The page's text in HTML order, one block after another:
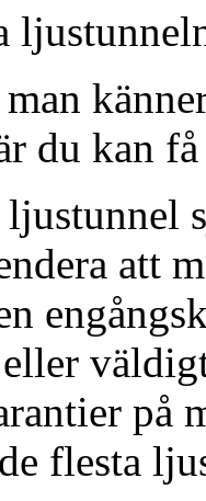
du kan
att
på
flesta